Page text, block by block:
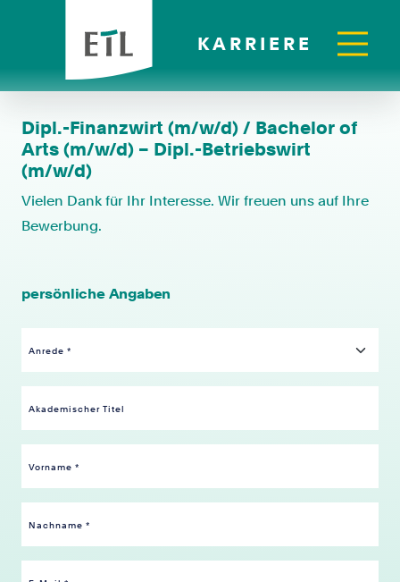
KARRIERE
Dipl.-Finanzwirt (m/w/d) / Bachelor of
Arts (m/w/d) – Dipl.-Betriebswirt
(m/w/d)
Vielen Dank für Ihr Interesse. Wir freuen uns auf Ihre
Bewerbung.
persönliche Angaben